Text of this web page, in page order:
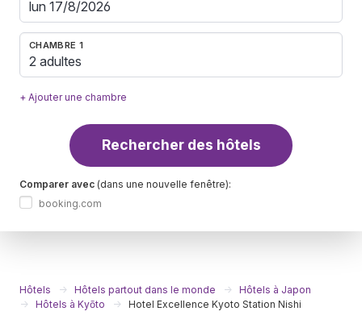
CHAMBRE 1
2 adultes
+ Ajouter une chambre
Rechercher des hôtels
Comparer avec (dans une nouvelle fenêtre):
booking.com
Hôtels Hôtels partout dans le monde
Hôtels à Japon
Hôtels à Kyōto
Hotel Excellence Kyoto Station Nishi